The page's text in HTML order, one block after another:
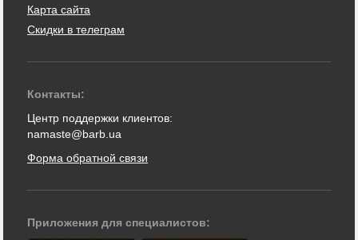
Карта сайта
Скидки в телеграм
Контакты:
Центр поддержки клиентов:
namaste@barb.ua
Форма обратной связи
Приложения для специалистов: